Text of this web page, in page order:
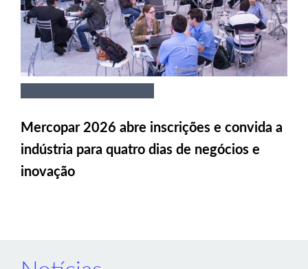
Mercopar 2026 abre inscrições e convida a
indústria para quatro dias de negócios e
inovação